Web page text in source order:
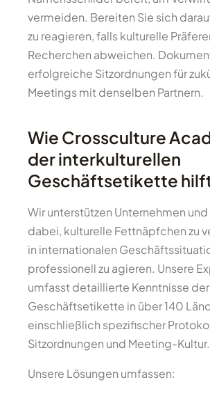
vermeiden. Bereiten Sie sich
zu reagieren, falls kulturelle
Recherchen abweichen.
erfolgreiche Sitzordnungen für
Meetings mit denselben Partnern.
Wie Crossculture
der interkulturellen
Geschäftsetikette
Wir unterstützen Unternehmen
dabei, kulturelle Fettnäpfchen zu
in internationalen
professionell zu agieren. Unsere
umfasst detaillierte Kenntnisse der
Geschäftsetikette in über 140
einschließlich spezifischer
Sitzordnungen und Meeting-Kultur.
Unsere Lösungen umfassen: